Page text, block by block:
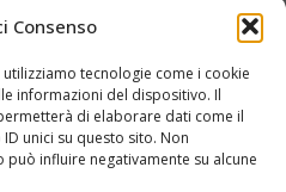
Consenso
tecnologie come i cookie
informazioni del dispositivo. Il
di elaborare dati come il
unici su questo sito. Non
influire negativamente su alcune
Tavolo riunioni rettangolare cm
180 – Cod.0011